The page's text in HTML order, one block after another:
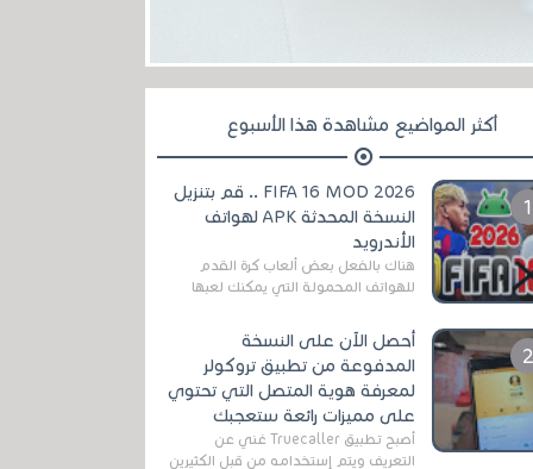
أكثر المواضيع مشاهدة هذا الأسبوع
FIFA 16 MOD 2026 .. قم بتنزيل
النسخة المحدثة APK لهواتف
الأندرويد
هناك بالفعل بعض ألعاب كرة القدم
للهواتف المحمولة التي يمكنك لعبها
مثل EA Sports ...
أحصل الآن على النسخة
المدفوعة من تطبيق تروكولر
لمعرفة هوية المتصل التي تحتوي
على مميزات رائعة ستعجبك
أصبح تطبيق Truecaller غني عن
التعريف ويتم إستخدامه من قبل الكثيرين